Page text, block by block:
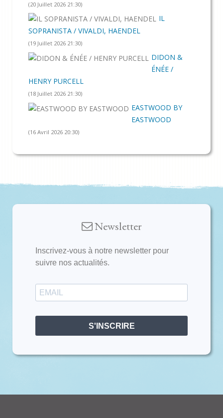
(20 Juillet 2026 21:30)
IL
SOPRANISTA / VIVALDI, HAENDEL
(19 Juillet 2026 21:30)
DIDON &
ÉNÉE /
HENRY PURCELL
(18 Juillet 2026 21:30)
EASTWOOD BY
EASTWOOD
(16 Avril 2026 20:30)
Newsletter
Inscrivez-vous à notre newsletter pour
suivre nos actualités.
S'INSCRIRE